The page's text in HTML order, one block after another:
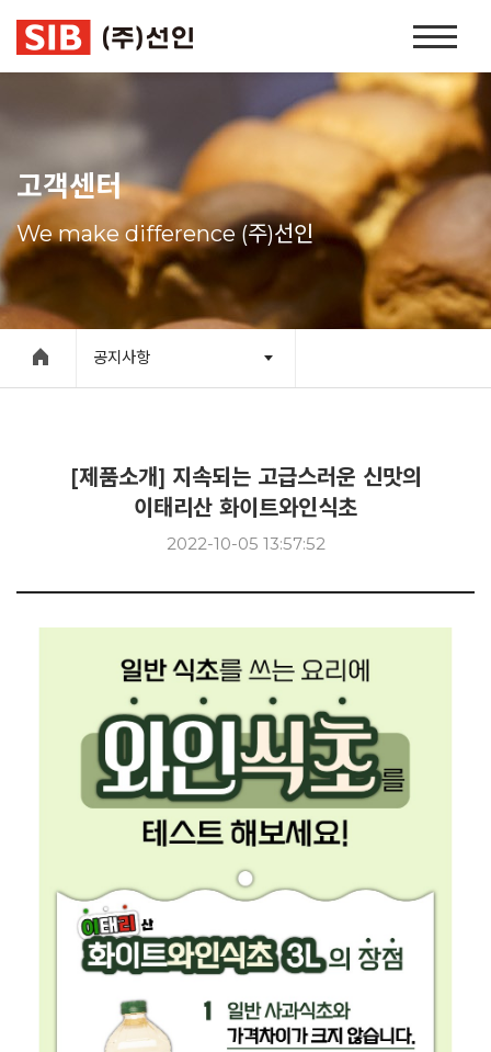
홈
이
지
네
비
게
이
고객센터
We make difference (주)선인
공지사항
[제품소개] 지속되는 고급스러운 신맛의
이태리산 화이트와인식초
2022-10-05 13:57:52